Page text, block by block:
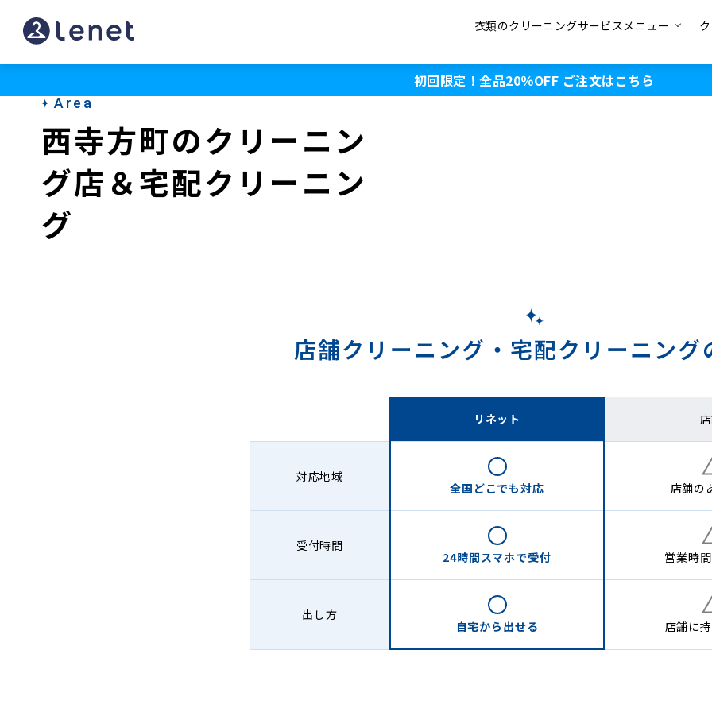
西
寺
衣類のクリーニングサービスメニュー
初回限定！全品20％OFF ご注文はこちら
Area
西寺方町のクリーニン
グ店＆宅配クリーニン
グ
店舗クリーニング・ 宅配クリーニング
リネット
対応地域
全国どこでも対応 店舗の
受付時間
24時間スマホで受付 営業時
出し方
自宅から 出せる 店舗に